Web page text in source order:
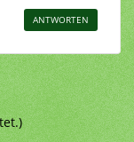
ANTWORTEN